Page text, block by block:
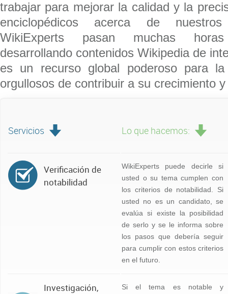
trabajar para mejorar la calidad y la
enciclopédicos acerca de
WikiExperts pasan muchas
desarrollando contenidos Wikipedia de
es un recurso global poderoso para la
orgullosos de contribuir a su crecimiento
Servicios Lo que hacemos:
Verificación de
notabilidad
WikiExperts puede decirle si
usted o su tema cumplen con
los criterios de notabilidad. Si
usted no es un candidato, se
evalúa si existe la posibilidad
de serlo y se le informa sobre
los pasos que debería seguir
para cumplir con estos criterios
en el futuro.
Investigación,
Si el tema es notable y